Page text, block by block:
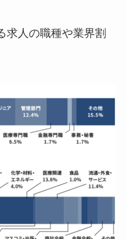
求人の職種や業界割